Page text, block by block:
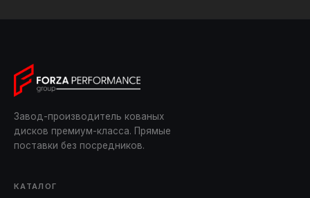
Завод-производитель кованых
дисков премиум-класса. Прямые
поставки без посредников.
КАТАЛОГ